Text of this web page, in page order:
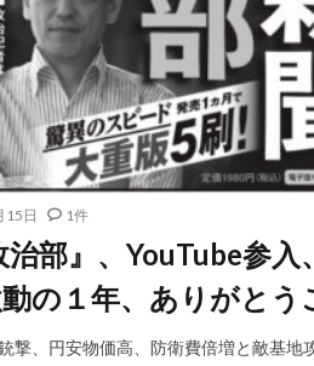
15日 1件
部』、YouTube参
の１年、ありがとう
撃、円安物価高、防衛費倍増と敵基